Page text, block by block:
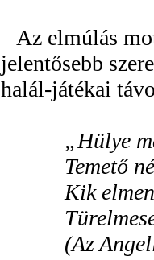
Az elmúlás
jelentősebb
halál-játékai
„Hülye
Temető
Kik
(Az